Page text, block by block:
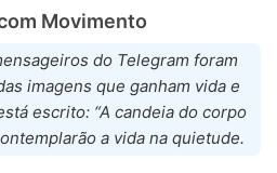
Movimento
do Telegram foram
imagens que ganham vida e
escrito: “A candeia do corpo
a vida na quietude.